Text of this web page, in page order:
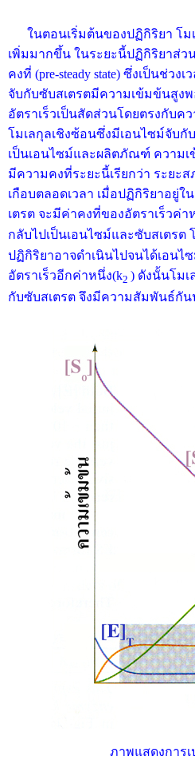
ในตอนเริ่มต้นของปฏิกิริยา โม
เพิ่มมากขึ้น ในระยะนี้ปฏิกิริยาส่ว
คงที่ (pre-steady state) ซึ่งเป็นช่ว
จับกับซับสเตรตมีความเข้มข้นสูง
อัตราเร็วเป็นสัดส่วนโดยตรงกับค
โมเลกุลเชิงซ้อนซึ่งมีเอนไซม์จับกั
เป็นเอนไซม์และผลิตภัณฑ์ ความเ
มีความคงที่ระยะนี้เรียกว่า ระยะส
เกือบตลอดเวลา เมื่อปฏิกิริยาอยู่
เตรต จะมีค่าคงที่ของอัตราเร็วค่า
กลับไปเป็นเอนไซม์และซับสเตรต
ปฏิกิริยาอาจดำเนินไปจนได้เอน
อัตราเร็วอีกค่าหนึ่ง(k2 ) ดังนั้นโมเ
กับซับสเตรต จึงมีความสัมพันธ์กั
ภาพแสดงการ